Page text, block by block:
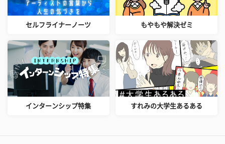
セルフライナーノーツ もやもや解決ゼミ
インターンシップ特集 すれみの大学生あるある